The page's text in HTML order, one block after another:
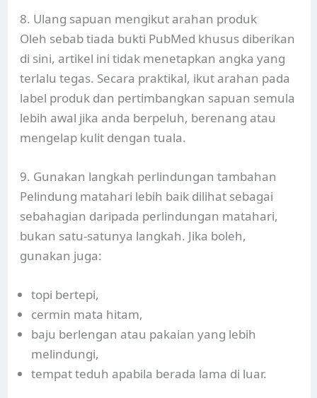
8. Ulang sapuan mengikut arahan produk
Oleh sebab tiada bukti PubMed khusus diberikan
di sini, artikel ini tidak menetapkan angka yang
terlalu tegas. Secara praktikal, ikut arahan pada
label produk dan pertimbangkan sapuan semula
lebih awal jika anda berpeluh, berenang atau
mengelap kulit dengan tuala.
9. Gunakan langkah perlindungan tambahan
Pelindung matahari lebih baik dilihat sebagai
sebahagian daripada perlindungan matahari,
bukan satu-satunya langkah. Jika boleh,
gunakan juga:
topi bertepi,
cermin mata hitam,
baju berlengan atau pakaian yang lebih
melindungi,
tempat teduh apabila berada lama di luar.